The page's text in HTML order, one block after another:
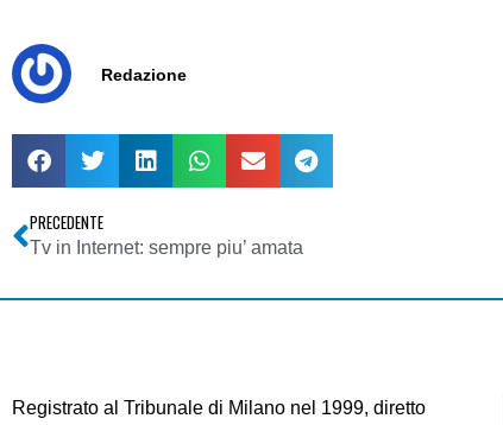
Redazione
PRECEDENTE
Tv in Internet: sempre piu’ amata
Registrato al Tribunale di Milano nel 1999, diretto